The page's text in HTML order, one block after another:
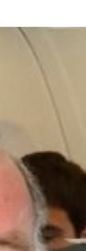
Ir a su web